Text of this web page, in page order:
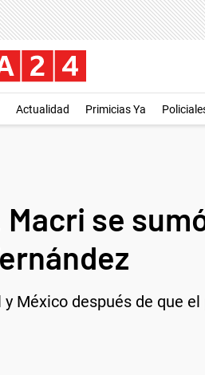
Actualidad Primicias Ya
se
México después de que